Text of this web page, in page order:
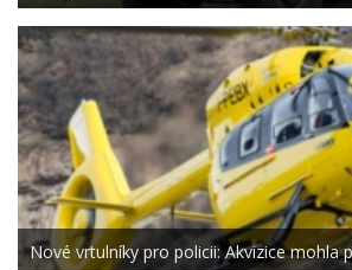
Nové vrtulníky pro policii: Akvizice mohla